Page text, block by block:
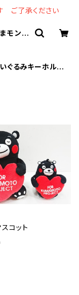
ご了承ください
モンス
ぐるみキーホルダ
コット